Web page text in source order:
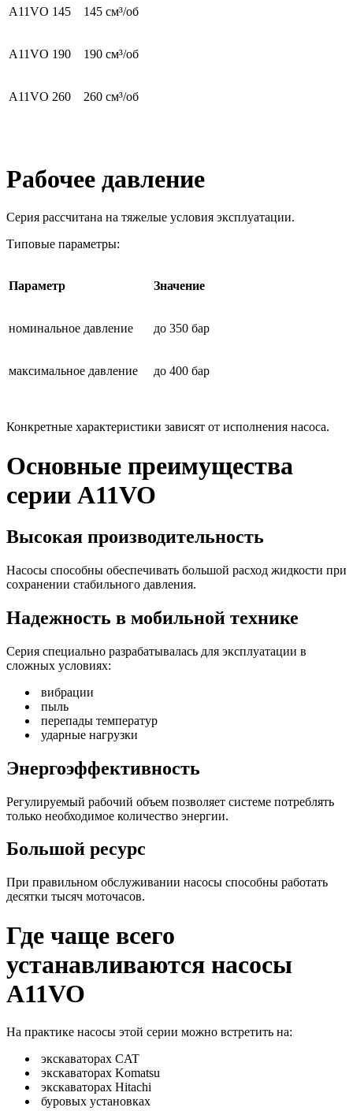
A11VO 145 145 см³/об
A11VO 190 190 см³/об
A11VO 260 260 см³/об
Рабочее давление
Серия рассчитана на тяжелые условия эксплуатации.
Типовые параметры:
Параметр Значение
номинальное давление до 350 бар
максимальное давление до 400 бар
Конкретные характеристики зависят от исполнения насоса.
Основные преимущества
серии A11VO
Высокая производительность
Насосы способны обеспечивать большой расход жидкости при
сохранении стабильного давления.
Надежность в мобильной технике
Серия специально разрабатывалась для эксплуатации в
сложных условиях:
вибрации
пыль
перепады температур
ударные нагрузки
Энергоэффективность
Регулируемый рабочий объем позволяет системе потреблять
только необходимое количество энергии.
Большой ресурс
При правильном обслуживании насосы способны работать
десятки тысяч моточасов.
Где чаще всего
устанавливаются насосы
A11VO
На практике насосы этой серии можно встретить на:
экскаваторах CAT
экскаваторах Komatsu
экскаваторах Hitachi
буровых установках